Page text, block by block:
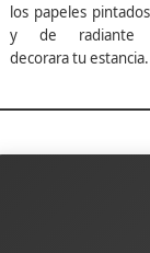
los papeles
y de radiante
decorara tu estancia.